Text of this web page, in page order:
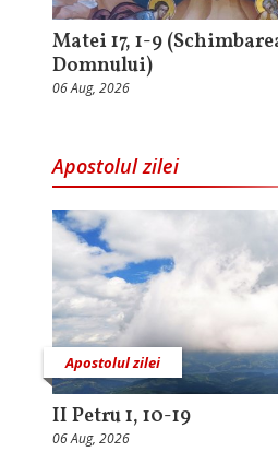
Matei 17, 1-9
Domnului)
06 Aug, 2026
Apostolul zilei
Apostolul zilei
II Petru 1, 10-19
06 Aug, 2026